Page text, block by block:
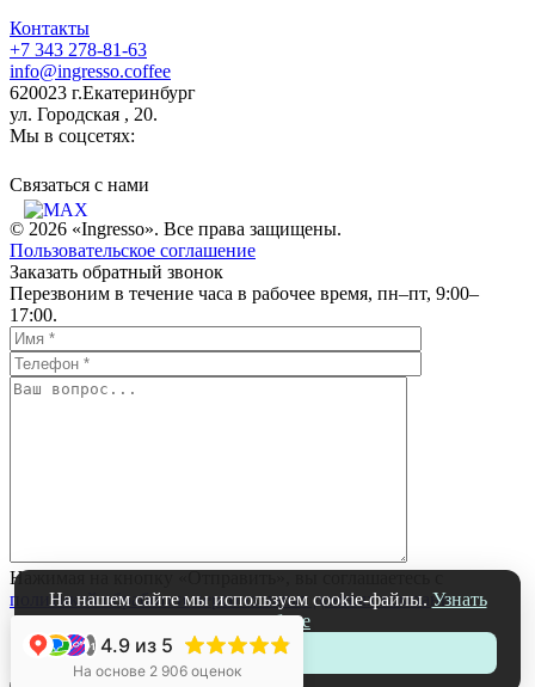
Контакты
+7 343 278-81-63
info@ingresso.coffee
620023 г.Екатеринбург
ул. Городская , 20.
Мы в соцсетях:
Связаться c нами
© 2026 «Ingresso». Все права защищены.
Пользовательское соглашение
На нашем сайте мы используем cookie-файлы. Узнать
подробнее
Принять
Заказать обратный звонок
Перезвоним в течение часа в рабочее время, пн–пт, 9:00–
17:00.
Нажимая на кнопку «Отправить», вы соглашаетесь с
политикой обработки персональных данных компании
+1 4.9из 5
На основе 2 906 оценок